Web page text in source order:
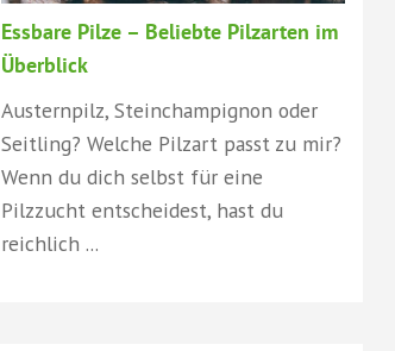
Essbare Pilze – Beliebte Pilzarten im
Überblick
Austernpilz, Steinchampignon oder
Seitling? Welche Pilzart passt zu mir?
Wenn du dich selbst für eine
Pilzzucht entscheidest, hast du
reichlich ...